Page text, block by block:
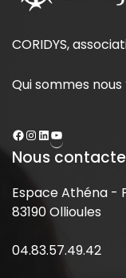
CORIDYS,
Qui sommes nous
Nous
Espace Athéna -
83190 Ollioules
04.83.57.49.42